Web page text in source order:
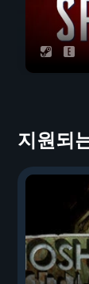
지원되